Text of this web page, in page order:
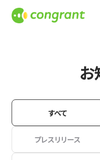
お
すべて
プレスリリース